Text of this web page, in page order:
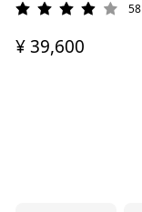
評価: 3.9 / 5
58
¥ 39,600